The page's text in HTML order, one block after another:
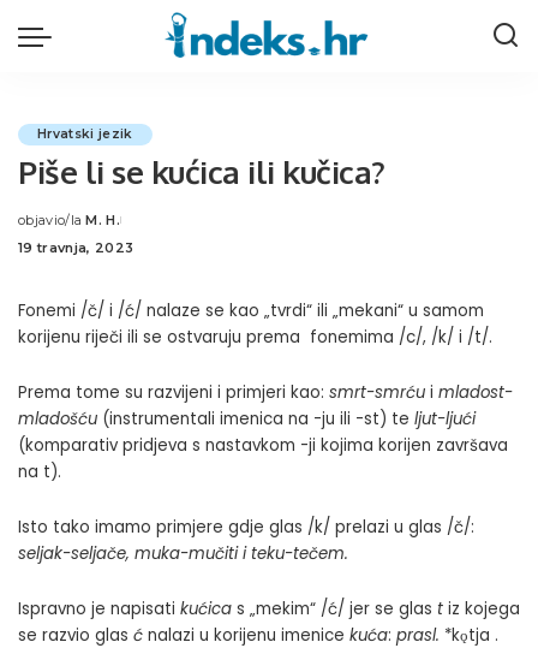
Hrvatski jezik
Piše li se kućica ili kučica?
Posted
by
objavio/la M. H.
19 travnja, 2023
Fonemi /č/ i /ć/ nalaze se kao „tvrdi“ ili „mekani“ u samom
korijenu riječi ili se ostvaruju prema fonemima /c/, /k/ i /t/.
Prema tome su razvijeni i primjeri kao: smrt-smrću i mladost-
mladošću (instrumentali imenica na -ju ili -st) te ljut-ljući
(komparativ pridjeva s nastavkom -ji kojima korijen završava
na t).
Isto tako imamo primjere gdje glas /k/ prelazi u glas /č/:
seljak-seljače, muka-mučiti i teku-tečem.
Ispravno je napisati kućica s „mekim“ /ć/ jer se glas t iz kojega
se razvio glas ć nalazi u korijenu imenice kuća: prasl. *kǫtja .